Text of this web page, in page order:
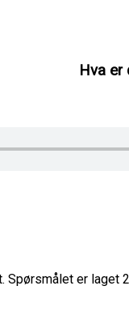
Hva er
Spørsmålet er laget